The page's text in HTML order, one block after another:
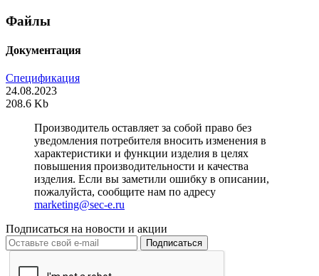
Файлы
Документация
Спецификация
24.08.2023
208.6 Kb
Производитель оставляет за собой право без
уведомления потребителя вносить изменения в
характеристики и функции изделия в целях
повышения производительности и качества
изделия. Если вы заметили ошибку в описании,
пожалуйста, сообщите нам по адресу
marketing@sec-e.ru
Подписаться на новости и акции
Подписаться